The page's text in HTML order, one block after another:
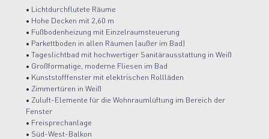
• Lichtdurchflutete Räume
• Hohe Decken mit 2,60 m
• Fußbodenheizung mit Einzelraumsteuerung
• Parkettboden in allen Räumen (außer im Bad)
• Tageslichtbad mit hochwertiger Sanitärausstattung in Weiß
• Großformatige, moderne Fliesen im Bad
• Kunststofffenster mit elektrischen Rollläden
• Zimmertüren in Weiß
• Zuluft-Elemente für die Wohnraumlüftung im Bereich der
Fenster
• Freisprechanlage
• Süd-West-Balkon